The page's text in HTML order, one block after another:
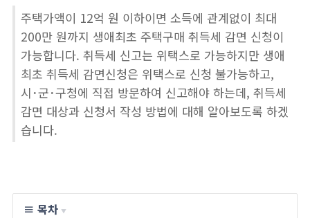
주택가액이 12억 원 이하이면 소득에 관계없이 최대
200만 원까지 생애최초 주택구매 취득세 감면 신청이
가능합니다. 취득세 신고는 위택스로 가능하지만 생애
최초 취득세 감면신청은 위택스로 신청 불가능하고,
시･군･구청에 직접 방문하여 신고해야 하는데, 취득세
감면 대상과 신청서 작성 방법에 대해 알아보도록 하겠
습니다.
≡ 목차 ▼